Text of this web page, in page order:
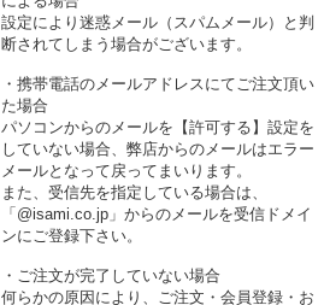
設定により迷惑メール（スパムメール）と判
断されてしまう場合がございます。
・携帯電話のメールアドレスにてご注文頂い
た場合
パソコンからのメールを【許可する】設定を
していない場合、弊店からのメールはエラー
メールとなって戻ってまいります。
また、受信先を指定している場合は、
「@isami.co.jp」からのメールを受信ドメイ
ンにご登録下さい。
・ご注文が完了していない場合
何らかの原因により、ご注文・会員登録・お